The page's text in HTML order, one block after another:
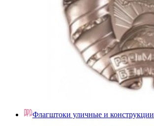
Флагштоки уличные и конструкции